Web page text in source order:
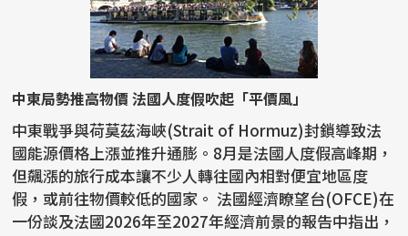
中東局勢推高物價 法國人度假吹起「平價風」
中東戰爭與荷莫茲海峽(Strait of Hormuz)封鎖導致法
國能源價格上漲並推升通膨。8月是法國人度假高峰期，
但飆漲的旅行成本讓不少人轉往國內相對便宜地區度
假，或前往物價較低的國家。 法國經濟瞭望台(OFCE)在
一份談及法國2026年至2027年經濟前景的報告中指出，